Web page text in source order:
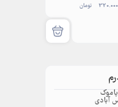
320.000 تومان
آبادی